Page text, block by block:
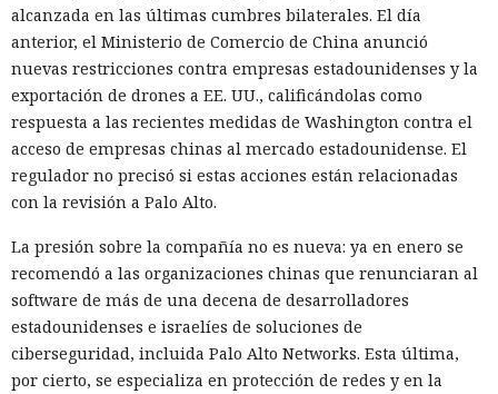
alcanzada en las últimas cumbres bilaterales. El día
anterior, el Ministerio de Comercio de China anunció
nuevas restricciones contra empresas estadounidenses y la
exportación de drones a EE. UU., calificándolas como
respuesta a las recientes medidas de Washington contra el
acceso de empresas chinas al mercado estadounidense. El
regulador no precisó si estas acciones están relacionadas
con la revisión a Palo Alto.
La presión sobre la compañía no es nueva: ya en enero se
recomendó a las organizaciones chinas que renunciaran al
software de más de una decena de desarrolladores
estadounidenses e israelíes de soluciones de
ciberseguridad, incluida Palo Alto Networks. Esta última,
por cierto, se especializa en protección de redes y en la